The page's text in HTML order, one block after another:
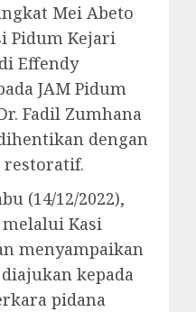
Mei Abeto
Pidum Kejari
Effendy
JAM Pidum
Fadil Zumhana
dengan
restoratif.
(14/12/2022),
Kasi
menyampaikan
kepada
pidana